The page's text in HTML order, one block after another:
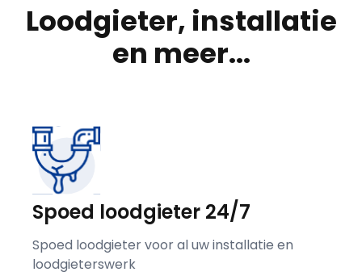
Loodgieter, installatie
en meer...
Spoed loodgieter 24/7
Spoed loodgieter voor al uw installatie en
loodgieterswerk